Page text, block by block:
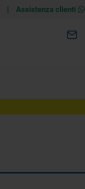
| Assistenza clienti